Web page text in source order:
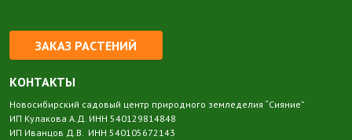
ЗАКАЗ РАСТЕНИЙ
КОНТАКТЫ
Новосибирский садовый центр природного земледелия “Сияние”
ИП Кулакова А.Д. ИНН 540129814848
ИП Иванцов Д.В. ИНН 540105672143